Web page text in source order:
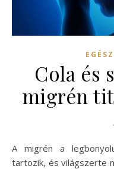
Cola és
migrén
A migrén a legbonyolultabb neurológiai zavarok közé
tartozik, és világszerte